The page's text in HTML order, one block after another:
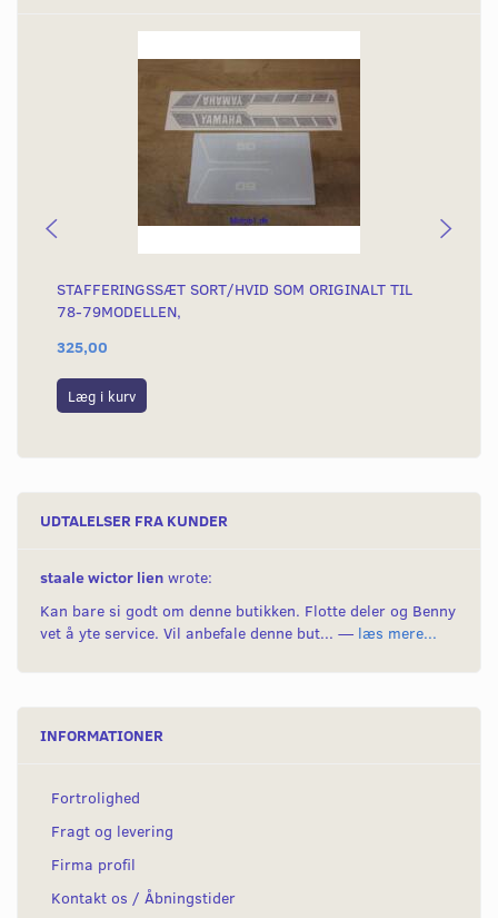
STAFFERINGSSÆT SORT/HVID SOM ORIGINALT TIL
78-79MODELLEN,
325,00
Læg i kurv
UDTALELSER FRA KUNDER
staale wictor lien wrote:
Kan bare si godt om denne butikken. Flotte deler og Benny
vet å yte service. Vil anbefale denne but... — læs mere...
INFORMATIONER
Fortrolighed
Fragt og levering
Firma profil
Kontakt os / Åbningstider